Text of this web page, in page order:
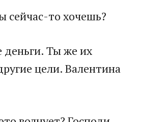
сейчас-то хочешь?
деньги. Ты же их
цели. Валентина